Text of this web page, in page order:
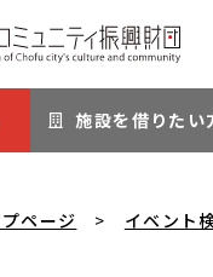
施設を借りたい
プページ イベント